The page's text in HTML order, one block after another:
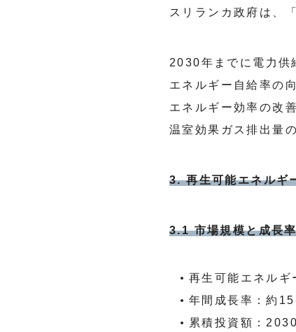
スリランカ政府は、
2030年までに電力供
エネルギー自給率の
エネルギー効率の改善
温室効果ガス排出量
3. 再生可能エネルギ
3.1 市場規模と成長
再生可能エネルギ
年間成長率：約
累積投資額：